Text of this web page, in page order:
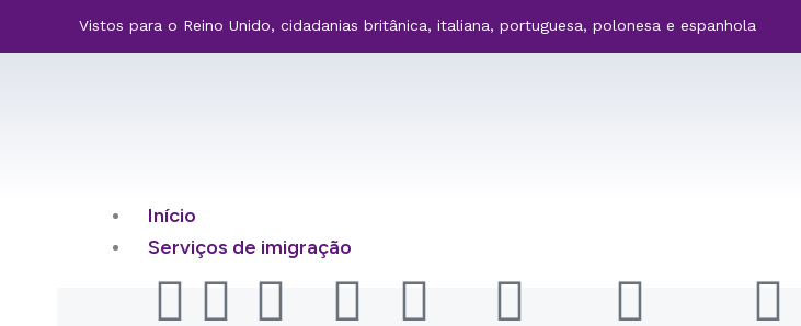
Vistos para o Reino Unido, cidadanias britânica, italiana, portuguesa, polonesa e espanhola
Início
Serviços de imigração